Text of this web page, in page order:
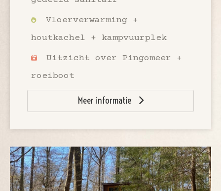
Vloerverwarming +
houtkachel + kampvuurplek
Uitzicht over Pingomeer +
roeiboot
Meer informatie